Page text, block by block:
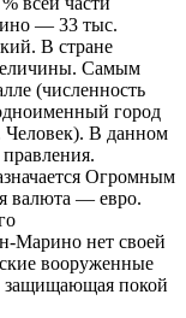
— 33 тыс.
В стране
Самым
(численность
город
В данном
Огромным
валюта — евро.
Марино нет своей
вооруженные
защищающая покой